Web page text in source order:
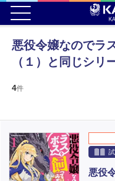
悪役令嬢なのでラ
（１）と同じシリ
4件
悪役